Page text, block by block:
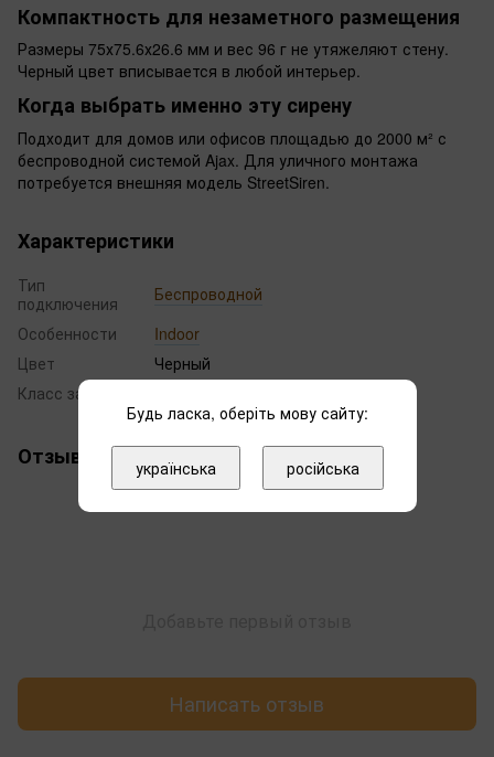
Компактность для незаметного размещения
Размеры 75х75.6х26.6 мм и вес 96 г не утяжеляют стену.
Черный цвет вписывается в любой интерьер.
Когда выбрать именно эту сирену
Подходит для домов или офисов площадью до 2000 м² с
беспроводной системой Ajax. Для уличного монтажа
потребуется внешняя модель StreetSiren.
Характеристики
Тип
подключения
Беспроводной
Особенности
Indoor
Цвет
Черный
Класс защиты
Отзывы
Написать отзыв
Будь ласка, оберіть мову сайту:
українська російська